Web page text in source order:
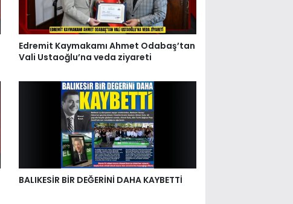
Edremit Kaymakamı Ahmet Odabaş’tan
Vali Ustaoğlu’na veda ziyareti
BALIKESİR BİR DEĞERİNİ DAHA KAYBETTİ